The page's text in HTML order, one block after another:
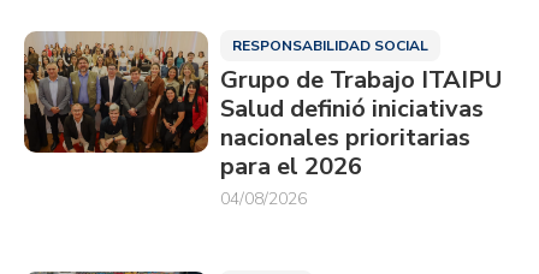
RESPONSABILIDAD SOCIAL
Grupo de Trabajo ITAIPU
Salud definió iniciativas
nacionales prioritarias
para el 2026
04/08/2026